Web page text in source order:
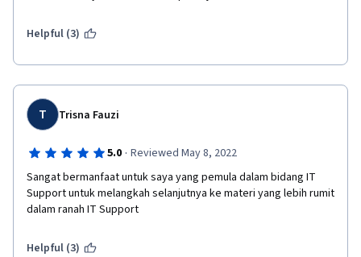
Helpful (3)
T Trisna Fauzi
5.0 · Reviewed May 8, 2022
Sangat bermanfaat untuk saya yang pemula dalam bidang IT
Support untuk melangkah selanjutnya ke materi yang lebih rumit
dalam ranah IT Support
Helpful (3)